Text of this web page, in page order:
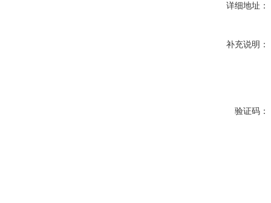
详细地址：
补充说明：
验证码：